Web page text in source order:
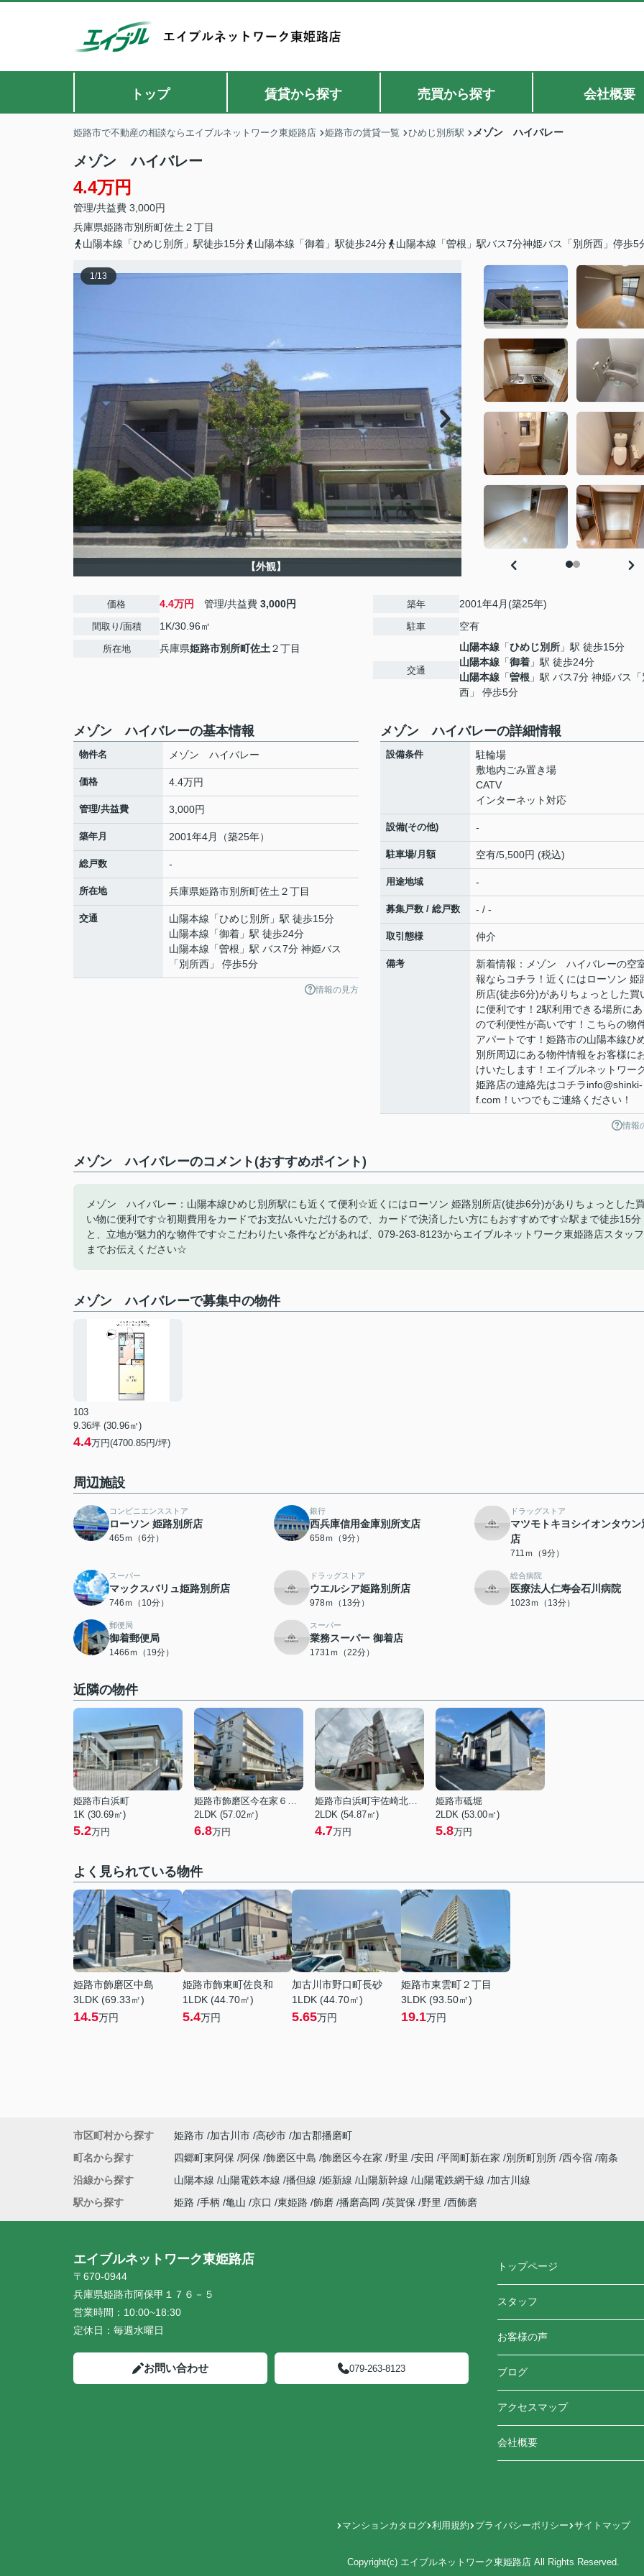
トップ 賃貸から探す 売買から探す 会社概要
姫路市で不動産の相談ならエイブルネットワーク東姫路店 姫路市の賃貸一覧 ひめじ別所駅 メゾン ハイバレー
メゾン ハイバレー
4.4万円
管理/共益費 3,000円
兵庫県姫路市別所町佐土 ２丁目
山陽本線「ひめじ別所」駅徒歩15分
山陽本線「御着」駅徒歩24分 山陽本線「曽根」駅バス7分神姫バス「別所西」停歩5
1/13
【外観】
価格 4.4万円 管理/共益費 3,000円
間取り/面積 1K/30.96㎡
所在地 兵庫県姫路市別所町佐土 ２丁目
築年 2001年4月(築25年)
駐車 空有
交通
山陽本線 「ひめじ別所 」駅 徒歩15分
山陽本線 「御着 」駅 徒歩24分
山陽本線 「曽根 」駅 バス7分 神姫バス
西」 停歩5分
メゾン ハイバレーの基本情報
物件名 メゾン ハイバレー
価格 4.4万円
管理/共益費 3,000円
築年月 2001年4月（築25年）
総戸数 -
所在地 兵庫県姫路市別所町佐土 ２丁目
交通 山陽本線 「ひめじ別所 」駅 徒歩15分
山陽本線 「御着 」駅 徒歩24分
山陽本線 「曽根 」駅 バス7分 神姫バス
「別所西」 停歩5分
情報の見方
メゾン ハイバレーの詳細情報
設備条件
駐輪場
敷地内ごみ置き場
CATV
インターネット対応
設備(その他) -
駐車場/月額 空有/5,500円 (税込)
用途地域 -
募集戸数 / 総戸数 - / -
取引態様 仲介
備考
新着情報：メゾン ハイバレーの空
報ならコチラ！近くにはローソン 姫
所店(徒歩6分)がありちょっとした買
に便利です！2駅利用できる場所に
ので利便性が高いです！こちらの物
アパートです！姫路市の山陽本線ひ
別所周辺にある物件情報をお客様に
けいたします！エイブルネットワー
姫路店の連絡先はコチラinfo@shinki-
f.com！いつでもご連絡ください！
情報
メゾン ハイバレーのコメント(おすすめポイント)
メゾン ハイバレー：山陽本線ひめじ別所駅にも近くて便利☆近くにはローソン 姫路別所店(徒歩6分)がありちょっとした
い物に便利です☆初期費用をカードでお支払いいただけるので、カードで決済したい方にもおすすめです☆駅まで徒歩15分
と、立地が魅力的な物件です☆こだわりたい条件などがあれば、079-263-8123からエイブルネットワーク東姫路店スタッフ
までお伝えください☆
メゾン ハイバレーで募集中の物件
103
9.36坪 (30.96㎡)
4.4万円(4700.85円/坪)
周辺施設
コンビニエンスストア
ローソン 姫路別所店
465ｍ（6分）
銀行
西兵庫信用金庫別所支店
658ｍ（9分）
ドラッグストア
マツモトキヨシイオンタウン
店
711ｍ（9分）
スーパー
マックスバリュ姫路別所店
746ｍ（10分）
ドラッグストア
ウエルシア姫路別所店
978ｍ（13分）
総合病院
医療法人仁寿会石川病院
1023ｍ（13分）
郵便局
御着郵便局
1466ｍ（19分）
スーパー
業務スーパー 御着店
1731ｍ（22分）
近隣の物件
姫路市白浜町
1K (30.69㎡)
5.2万円
姫路市飾磨区今在家６丁目
2LDK (57.02㎡)
6.8万円
姫路市白浜町宇佐崎北１丁目
2LDK (54.87㎡)
4.7万円
姫路市砥堀
2LDK (53.00㎡)
5.8万円
よく見られている物件
姫路市飾磨区中島
3LDK (69.33㎡)
14.5万円
姫路市飾東町佐良和
1LDK (44.70㎡)
5.4万円
加古川市野口町長砂
1LDK (44.70㎡)
5.65万円
姫路市東雲町２丁目
3LDK (93.50㎡)
19.1万円
市区町村から探す 姫路市 加古川市 高砂市 加古郡播磨町
町名から探す
四郷町東阿保 阿保 飾磨区中島 飾磨区今在家 野里 安田 平岡町新在家 別所町別所 西今宿 南条
沿線から探す
山陽本線 山陽電鉄本線 播但線 姫新線 山陽新幹線 山陽電鉄網干線
加古川線
駅から探す
姫路 手柄 亀山 京口 東姫路 飾磨 播磨高岡 英賀保 野里 西飾磨
エイブルネットワーク東姫路店
〒670-0944
兵庫県姫路市阿保甲１７６－５
営業時間： 10:00~18:30
定休日： 毎週水曜日
お問い合わせ 079-263-8123
トップページ
スタッフ
お客様の声
ブログ
アクセスマップ
会社概要
マンションカタログ 利用規約 プライバシーポリシー サイトマップ
Copyright(c) エイブルネットワーク東姫路店 All Rights Reserved.